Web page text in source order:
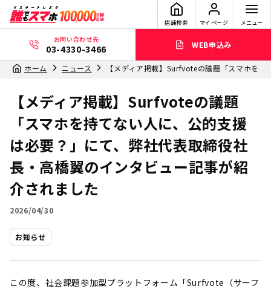
店舗検索 マイページ メニュー
お問い合わせ先
03-4330-3466 WEB申込み
ホーム ニュース 【メディア掲載】Surfvoteの議題「スマホを
【メディア掲載】Surfvoteの議題
「スマホを持てない人に、公的支援
は必要？」にて、弊社代表取締役社
長・高橋翼のインタビュー記事が紹
介されました
2026/04/30
お知らせ
この度、社会課題参加型プラットフォーム「Surfvote（サーフ